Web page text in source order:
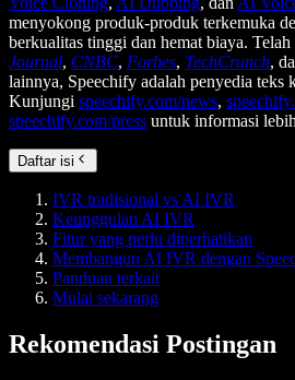
menyokong produk-produk terkemuka
berkualitas tinggi dan hemat biaya.
Journal, CNBC, Forbes, TechCrunch,
lainnya, Speechify adalah penyedia teks
Kunjungi speechify.com/news,
speechify.com/press untuk informasi
Daftar isi
IVR tradisional vs AI IVR
Keunggulan AI IVR
Fitur yang perlu diperhatikan
Membangun AI IVR dengan
Panduan terkait
Mulai sekarang
Rekomendasi Postingan